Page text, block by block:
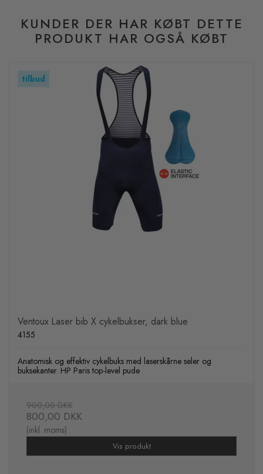
KUNDER DER HAR KØBT DETTE
PRODUKT HAR OGSÅ KØBT
tilbud
Ventoux Laser bib X cykelbukser, dark blue
4155
Anatomisk og effektiv cykelbuks med laserskårne seler og
buksekanter. HP Paris top-level pude
900,00 DKK
800,00 DKK
(inkl. moms)
Vis produkt